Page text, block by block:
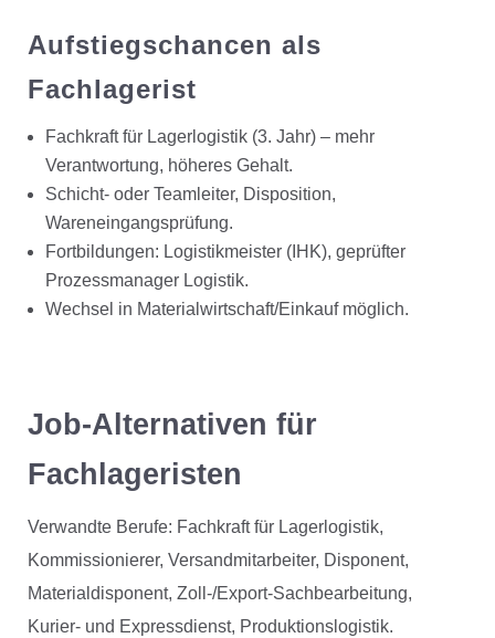
Aufstiegschancen als
Fachlagerist
Fachkraft für Lagerlogistik (3. Jahr) – mehr
Verantwortung, höheres Gehalt.
Schicht- oder Teamleiter, Disposition,
Wareneingangsprüfung.
Fortbildungen: Logistikmeister (IHK), geprüfter
Prozessmanager Logistik.
Wechsel in Materialwirtschaft/Einkauf möglich.
Job-Alternativen für
Fachlageristen
Verwandte Berufe: Fachkraft für Lagerlogistik,
Kommissionierer, Versandmitarbeiter, Disponent,
Materialdisponent, Zoll-/Export-Sachbearbeitung,
Kurier- und Expressdienst, Produktionslogistik.